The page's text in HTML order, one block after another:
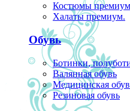
Костюмы
Халаты премиум.
Обувь
Ботинки,
Валянная обувь
Медицинская
Резиновая обувь